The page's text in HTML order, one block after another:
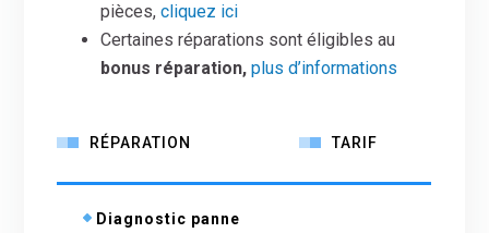
pièces,cliquez ici
Certaines réparations sont éligibles au
bonus réparation, plus d’informations
RÉPARATION TARIF
Diagnostic panne